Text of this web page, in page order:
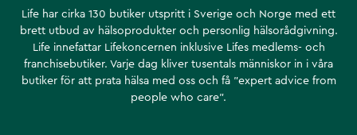
Life har cirka 130 butiker utspritt i Sverige och Norge med ett
brett utbud av hälsoprodukter och personlig hälsorådgivning.
Life innefattar Lifekoncernen inklusive Lifes medlems- och
franchisebutiker. Varje dag kliver tusentals människor in i våra
butiker för att prata hälsa med oss och få ”expert advice from
people who care”.